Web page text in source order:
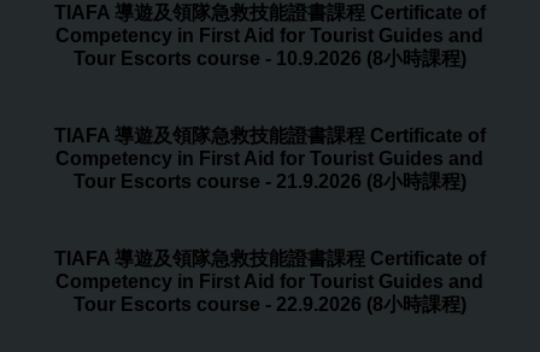
TIAFA 導遊及領隊急救技能證書課程 Certificate of
Competency in First Aid for Tourist Guides and
Tour Escorts course - 10.9.2026 (8小時課程)
TIAFA 導遊及領隊急救技能證書課程 Certificate of
Competency in First Aid for Tourist Guides and
Tour Escorts course - 21.9.2026 (8小時課程)
TIAFA 導遊及領隊急救技能證書課程 Certificate of
Competency in First Aid for Tourist Guides and
Tour Escorts course - 22.9.2026 (8小時課程)